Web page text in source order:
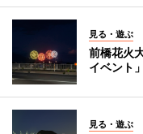
見る・遊ぶ
前橋花火
イベント
見る・遊ぶ